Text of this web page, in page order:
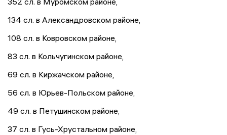
134 сл. в Александровском районе,
108 сл. в Ковровском районе,
83 сл. в Кольчугинском районе,
69 сл. в Киржачском районе,
56 сл. в Юрьев-Польском районе,
49 сл. в Петушинском районе,
37 сл. в Гусь-Хрустальном районе,